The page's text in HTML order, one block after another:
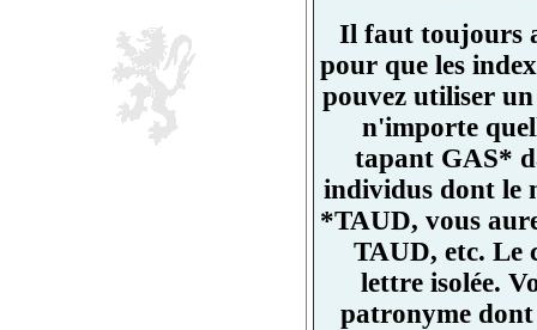
Il faut toujours
pour que les
pouvez utiliser
n'importe
tapant GAS*
individus dont le
*TAUD, vous
TAUD, etc. Le
lettre isolée.
patronyme dont